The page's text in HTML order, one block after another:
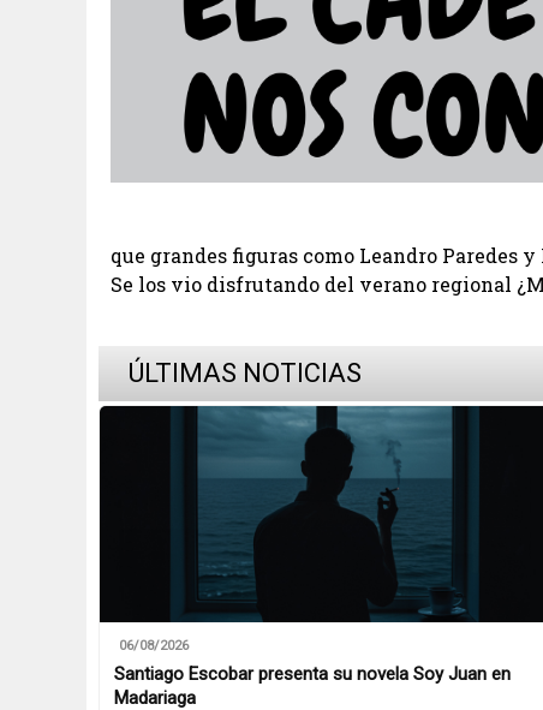
que grandes figuras como Leandro Paredes
Se los vio disfrutando del verano regional
ÚLTIMAS NOTICIAS
06/08/2026
Santiago Escobar presenta su novela Soy Juan en
Madariaga